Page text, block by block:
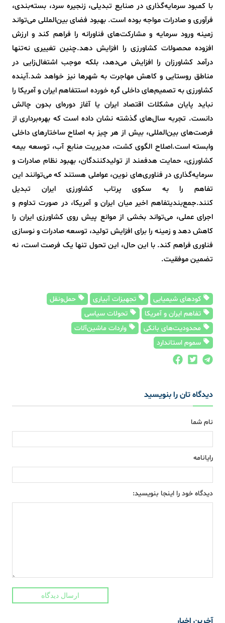
با کمبود سرمایه‌گذاری در صنایع تبدیلی، زنجیره سرد، بسته‌بندی،
فرآوری و صادرات مواجه بوده است. بهبود فضای بین‌المللی می‌تواند
زمینه ورود سرمایه و مشارکت‌های فناورانه را فراهم کند و ارزش
افزوده محصولات کشاورزی را افزایش دهد.چنین تغییری نه‌تنها
درآمد کشاورزان را افزایش می‌دهد، بلکه موجب اشتغال‌زایی در
مناطق روستایی و کاهش مهاجرت به شهرها نیز خواهد شد.آینده
کشاورزی به تصمیم‌های داخلی گره خورده استتفاهم ایران و آمریکا را
نباید پایان مشکلات اقتصاد ایران یا آغاز دوره‌ای بدون چالش
دانست. تجربه سال‌های گذشته نشان داده است که بهره‌برداری از
فرصت‌های بین‌المللی، بیش از هر چیز به اصلاح ساختارهای داخلی
وابسته است.اصلاح الگوی کشت، مدیریت منابع آب، توسعه بیمه
کشاورزی، حمایت هدفمند از تولیدکنندگان، بهبود نظام صادرات و
سرمایه‌گذاری در فناوری‌های نوین، عواملی هستند که می‌توانند این
تفاهم را به سکوی پرتاب کشاورزی ایران تبدیل
کنند.جمع‌بندیتفاهم اخیر میان ایران و آمریکا، در صورت تداوم و
اجرای عملی، می‌تواند بخشی از موانع پیش روی کشاورزی ایران را
کاهش دهد و زمینه را برای افزایش تولید، توسعه صادرات و نوسازی
فناوری فراهم کند. با این حال، این تحول تنها یک فرصت است، نه
تضمین موفقیت.
کودهای شیمیایی تجهیزات آبیاری
حمل‌ونقل
تفاهم ایران و آمریکا
تحولات سیاسی
محدودیت‌های بانکی
واردات ماشین‌آلات
سموم استاندارد
دیدگاه تان را بنویسید
نام شما
رایانامه
دیدگاه خود را اینجا بنویسید:
ارسال دیدگاه